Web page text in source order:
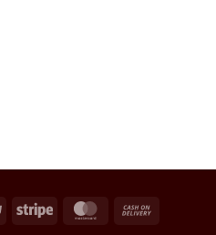
PayPal Stripe MasterCard